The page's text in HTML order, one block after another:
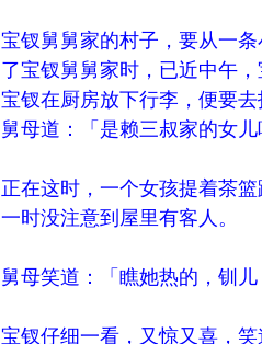
宝钗舅舅家的村子，要从一
了宝钗舅舅家时，已近中午
宝钗在厨房放下行李，便要去
舅母道：「是赖三叔家的女
正在这时，一个女孩提着茶
一时没注意到屋里有客人。
舅母笑道：「瞧她热的，钏
宝钗仔细一看，又惊又喜，